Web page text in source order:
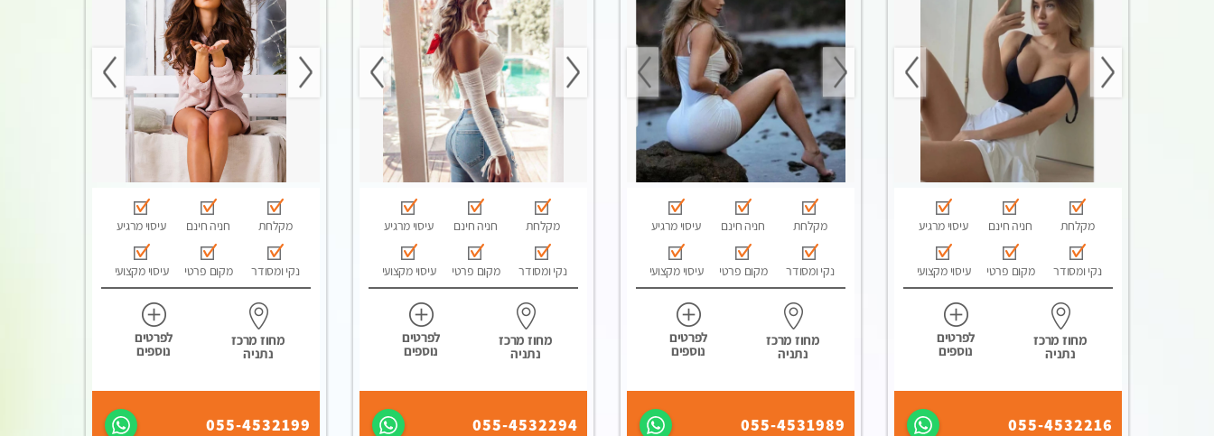
מקלחת חניה חינם עיסוי מרגיע
נקי ומסודר מקום פרטי עיסוי מקצועי
מחוז מרכז
נתניה
לפרטים
נוספים
055-4532216
מקלחת חניה חינם עיסוי מרגיע
נקי ומסודר מקום פרטי עיסוי מקצועי
מחוז מרכז
נתניה
לפרטים
נוספים
055-4531989
מקלחת חניה חינם עיסוי מרגיע
נקי ומסודר מקום פרטי עיסוי מקצועי
מחוז מרכז
נתניה
לפרטים
נוספים
055-4532294
מקלחת חניה חינם עיסוי מרגיע
נקי ומסודר מקום פרטי עיסוי מקצועי
מחוז מרכז
נתניה
לפרטים
נוספים
055-4532199